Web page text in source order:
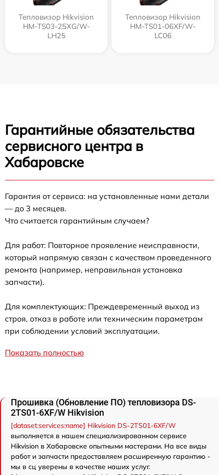
Тепловизор Hikvision
HM-TS03-25XG/W-
LH25
Тепловизор Hikvision
HM-TS01-06XF/W-
LC06
Гарантийные обязательства
сервисного центра в
Хабаровске
Гарантия от сервиса: на установленные нами детали
— до 3 месяцев.
Что считается гарантийным случаем?
Для работ: Повторное проявление неисправности,
который напрямую связан с качеством проведенного
ремонта (например, неправильная установка
запчасти).
Для комплектующих: Преждевременный выход из
строя, отказ в работе или техническим параметрам
при соблюдении условий эксплуатации.
Показать полностью
Прошивка (Обновление ПО) тепловизора DS-
2TS01-6XF/W Hikvision
[dataset:services:name] Hikvision DS-2TS01-6XF/W
выполняется в нашем специализированном сервисе
Hikvision в Хабаровске опытными мастерами. На все виды
работ и запчасти предоставляем расширенную гарантию -
мы в сц уверены в качестве наших услуг.